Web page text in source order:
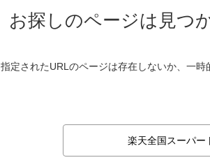
お探しのページは見つ
指定されたURLのページは存在しないか、一時
楽天全国スーパー